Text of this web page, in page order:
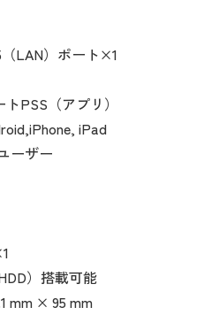
LAN）ポート×1
PSS（アプリ）
iPad
ーザー
）搭載可能
mm × 95 mm